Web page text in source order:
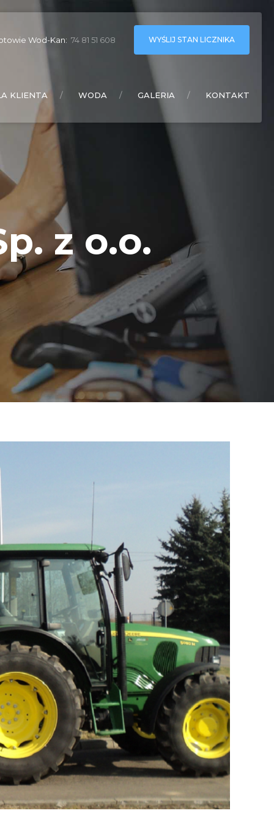
Wod-Kan: 74 81 51 608 WYŚLIJ STAN LICZNIKA
KLIENTA WODA GALERIA KONTAKT
z o.o.